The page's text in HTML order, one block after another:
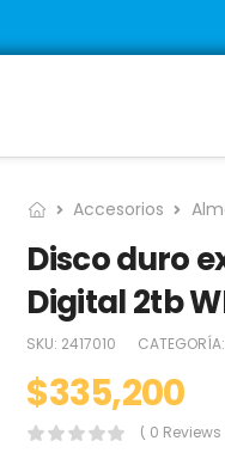
Accesorios
Disco duro
Digital 2tb
SKU: 2417010
$335,200
( 0 Reviews